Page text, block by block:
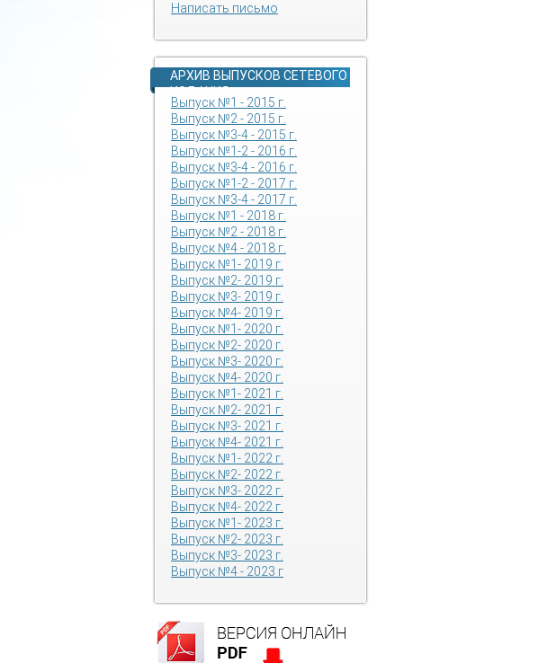
Написать письмо
АРХИВ ВЫПУСКОВ СЕТЕВОГО
ИЗДАНИЯ
Выпуск №1 - 2015 г.
Выпуск №2 - 2015 г.
Выпуск №3-4 - 2015 г.
Выпуск №1-2 - 2016 г.
Выпуск №3-4 - 2016 г.
Выпуск №1-2 - 2017 г.
Выпуск №3-4 - 2017 г.
Выпуск №1 - 2018 г.
Выпуск №2 - 2018 г.
Выпуск №4 - 2018 г.
Выпуск №1- 2019 г.
Выпуск №2- 2019 г.
Выпуск №3- 2019 г.
Выпуск №4- 2019 г.
Выпуск №1- 2020 г.
Выпуск №2- 2020 г.
Выпуск №3- 2020 г.
Выпуск №4- 2020 г.
Выпуск №1- 2021 г.
Выпуск №2- 2021 г.
Выпуск №3- 2021 г.
Выпуск №4- 2021 г.
Выпуск №1- 2022 г.
Выпуск №2- 2022 г.
Выпуск №3- 2022 г.
Выпуск №4- 2022 г.
Выпуск №1- 2023 г.
Выпуск №2- 2023 г.
Выпуск №3- 2023 г.
Выпуск №4 - 2023 г